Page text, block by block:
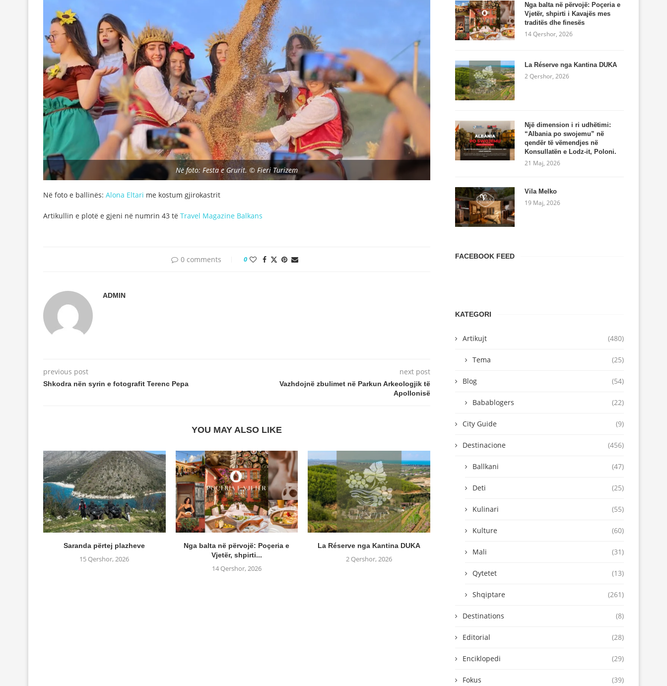
Në foto: Festa e Grurit. © Fieri Turizem
Në foto e ballinës: Alona Eltari me kostum gjirokastrit
Artikullin e plotë e gjeni në numrin 43 të Travel Magazine Balkans
0 comments 0
ADMIN
previous post
Shkodra nën syrin e fotografit Terenc Pepa
next post
Vazhdojnë zbulimet në Parkun Arkeologjik të
Apollonisë
YOU MAY ALSO LIKE
Saranda përtej plazheve
15 Qershor, 2026
Nga balta në përvojë: Poçeria e
Vjetër, shpirti...
14 Qershor, 2026
La Réserve nga Kantina DUKA
2 Qershor, 2026
Nga balta në përvojë: Poçeria e
Vjetër, shpirti i Kavajës mes
traditës dhe finesës
14 Qershor, 2026
La Réserve nga Kantina DUKA
2 Qershor, 2026
Një dimension i ri udhëtimi:
“Albania po swojemu” në
qendër të vëmendjes në
Konsullatën e Lodz-it, Poloni.
21 Maj, 2026
Vila Melko
19 Maj, 2026
FACEBOOK FEED
KATEGORI
Artikujt (480)
Tema (25)
Blog (54)
Babablogers (22)
City Guide (9)
Destinacione (456)
Ballkani (47)
Deti (25)
Kulinari (55)
Kulture (60)
Mali (31)
Qytetet (13)
Shqiptare (261)
Destinations (8)
Editorial (28)
Enciklopedi (29)
Fokus (39)